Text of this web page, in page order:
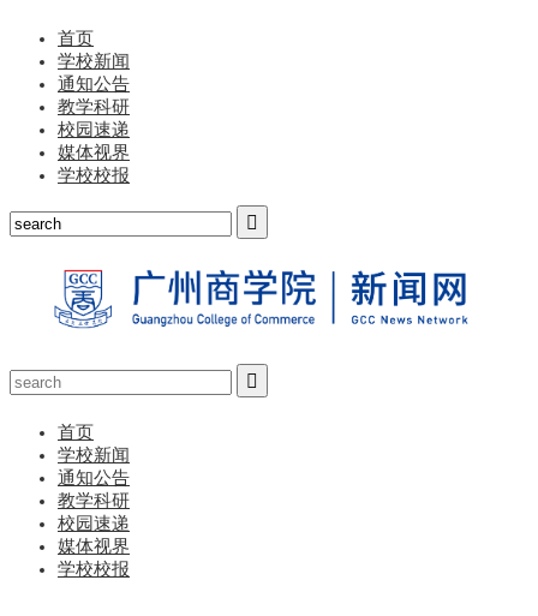
首页
学校新闻
通知公告
教学科研
校园速递
媒体视界
学校校报
首页
学校新闻
通知公告
教学科研
校园速递
媒体视界
学校校报